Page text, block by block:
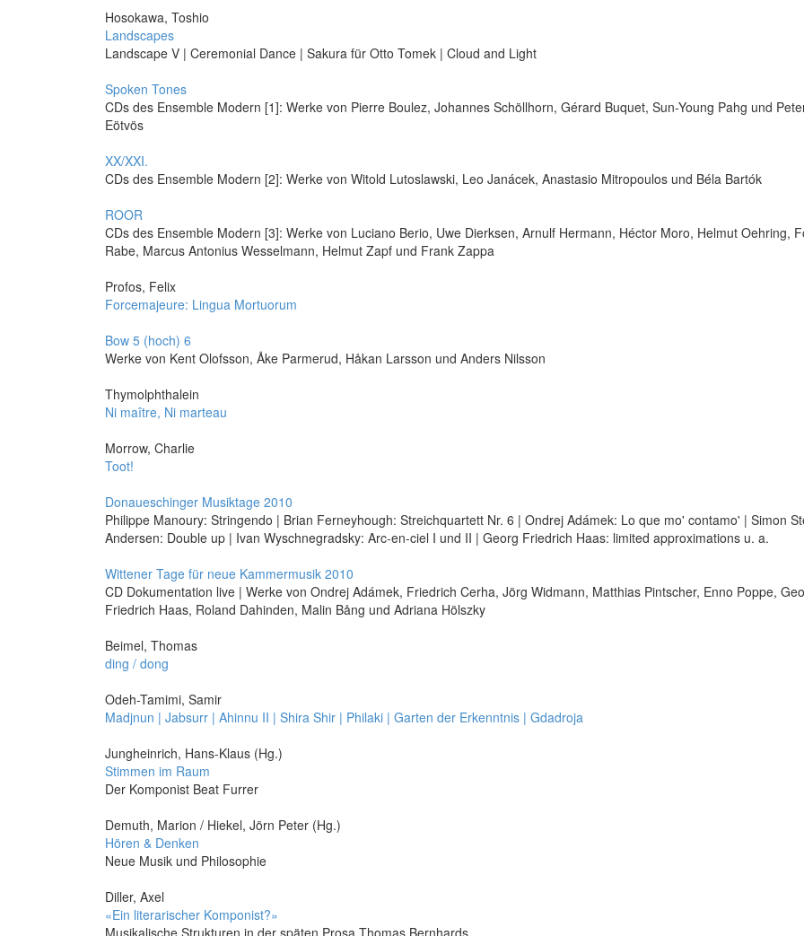
Hosokawa, Toshio
Landscapes
Landscape V | Ceremonial Dance | Sakura für Otto Tomek | Cloud and Light
Spoken Tones
CDs des Ensemble Modern [1]: Werke von Pierre Boulez, Johannes Schöllhorn, Gérard Buquet, Sun-Young Pahg und
Eötvös
XX/XXI.
CDs des Ensemble Modern [2]: Werke von Witold Lutoslawski, Leo Janácek, Anastasio Mitropoulos und Béla Bartók
ROOR
CDs des Ensemble Modern [3]: Werke von Luciano Berio, Uwe Dierksen, Arnulf Hermann, Héctor Moro, Helmut Oehring,
Rabe, Marcus Antonius Wesselmann, Helmut Zapf und Frank Zappa
Profos, Felix
Forcemajeure: Lingua Mortuorum
Bow 5 (hoch) 6
Werke von Kent Olofsson, Åke Parmerud, Håkan Larsson und Anders Nilsson
Thymolphthalein
Ni maître, Ni marteau
Morrow, Charlie
Toot!
Donaueschinger Musiktage 2010
Philippe Manoury: Stringendo | Brian Ferneyhough: Streichquartett Nr. 6 | Ondrej Adámek: Lo que mo' contamo' | Simon
Andersen: Double up | Ivan Wyschnegradsky: Arc-en-ciel I und II | Georg Friedrich Haas: limited approximations u. a.
Wittener Tage für neue Kammermusik 2010
CD Dokumentation live | Werke von Ondrej Adámek, Friedrich Cerha, Jörg Widmann, Matthias Pintscher, Enno Poppe,
Friedrich Haas, Roland Dahinden, Malin Bång und Adriana Hölszky
Beimel, Thomas
ding / dong
Odeh-Tamimi, Samir
Madjnun | Jabsurr | Ahinnu II | Shira Shir | Philaki | Garten der Erkenntnis | Gdadroja
Jungheinrich, Hans-Klaus (Hg.)
Stimmen im Raum
Der Komponist Beat Furrer
Demuth, Marion / Hiekel, Jörn Peter (Hg.)
Hören & Denken
Neue Musik und Philosophie
Diller, Axel
«Ein literarischer Komponist?»
Musikalische Strukturen in der späten Prosa Thomas Bernhards